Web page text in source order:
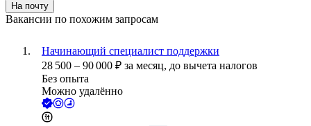
На почту
Вакансии по похожим запросам
Начинающий специалист поддержки
28 500 – 90 000 ₽ за месяц, до вычета налогов
Без опыта
Можно удалённо